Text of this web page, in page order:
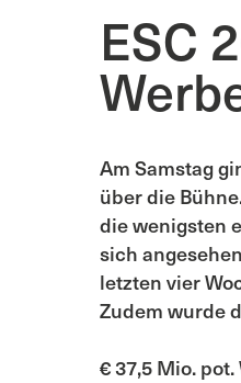
ESC
Am Samstag
über die
die wenigsten
sich
letzten vier
Zudem wurde
€ 37,5 Mio.